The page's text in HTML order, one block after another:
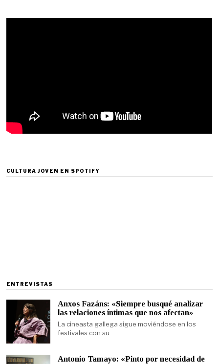
CULTURA JOVEN EN SPOTIFY
ENTREVISTAS
Anxos Fazáns: «Siempre busqué analizar
las relaciones íntimas que nos afectan»
La cineasta gallega sigue moviéndose en los
festivales con su
Antonio Tamayo: «Pinto por necesidad de